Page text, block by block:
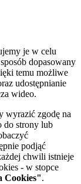
je w celu
dopasowany
temu możliwe
udostępnianie
wideo.
wyrazić zgodę na
do strony lub
podjąć
chwili istnieje
- w stopce
Cookies".